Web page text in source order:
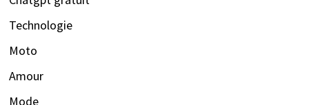
Technologie
Moto
Amour
Mode